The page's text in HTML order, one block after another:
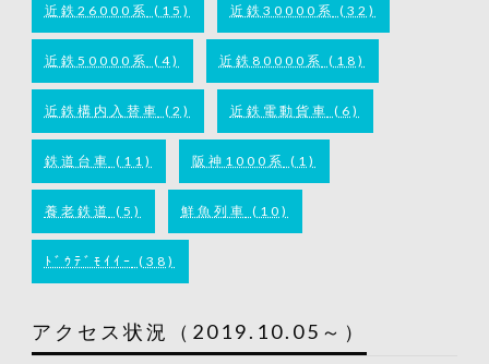
近鉄26000系 (15) 近鉄30000系 (32)
近鉄50000系 (4) 近鉄80000系 (18)
近鉄構内入替車 (2) 近鉄電動貨車 (6)
鉄道台車 (11) 阪神1000系 (1)
養老鉄道 (5) 鮮魚列車 (10)
ﾄﾞｳﾃﾞﾓｲｲｰ (38)
アクセス状況（2019.10.05～）